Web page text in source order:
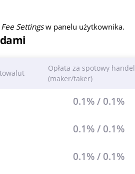
Fee Settingsw panelu użytkownika.
Opłata za spotowy handel
(maker/taker)
0.1% / 0.1%
0.1% / 0.1%
0.1% / 0.1%